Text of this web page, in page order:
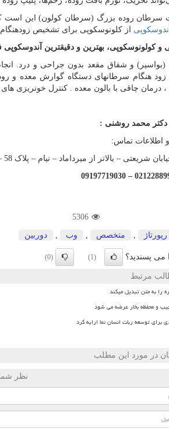
سرطان روده بزرگ (سرطان کولون) این است
از کلونوسکوپی برای تشخیص
و کولونوسکوپی، بهترین و دقیقترین
(بواسیر) و شقاق مقعد بدون جراحی و درد.
هنگام سرطانهای دستگاه گوارش معده
، درمان چاقی با بالون معده . کنترل خونریزی
محمد روشنی :
اطلاعات تماس:
شریعتی – بالاتر از میرداماد – نیام – پلاک 58 – طبقه اول – واحد 1
–
09197719030
5306
رپورتاژ متخصص وب دوربین
می پسندید؟ (1)
(0)
مرتبط
را به متن تبدیل میکند
و محفظه بخار عرضه می شود
برای توسعه ربات انسان نما ارایه کرد
در مورد این مطلب
نظر